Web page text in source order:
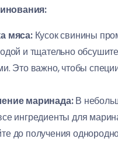
мяса:Кусок свинины
и тщательно
Это важно, чтобы
маринада:В
ингредиенты для
до получения